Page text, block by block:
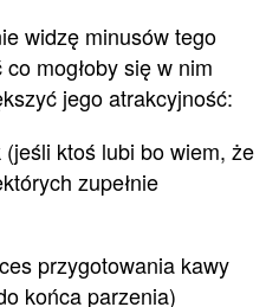
widzę minusów tego
mogłoby się w nim
jego atrakcyjność:
ktoś lubi bo wiem, że
zupełnie
przygotowania kawy
końca parzenia)